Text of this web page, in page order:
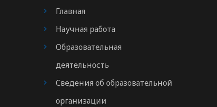
Главная
Научная работа
Образовательная
деятельность
Сведения об образовательной
организации